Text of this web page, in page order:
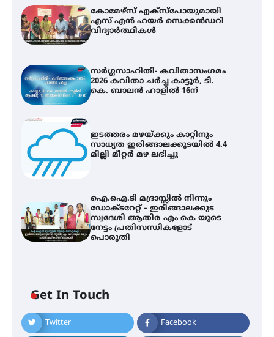
കോമേഴ്സ് എക്സ്പോയുമായി
എസ് എൻ ഹയർ സെക്കൻഡറി
വിദ്യാർത്ഥികൾ
സർഗ്ഗസാഹിതി- കവിതാസംഗമം
2026 കവിതാ ചർച്ച കാട്ടൂർ, ടി.
കെ. ബാലൻ ഹാളിൽ 16ന്
ഇടത്തരം മഴയ്ക്കും കാറ്റിനും
സാധ്യത ഇരിങ്ങാലക്കുടയിൽ 4.4
മില്ലി മീറ്റർ മഴ ലഭിച്ചു
ഐ.ഐ.ടി മദ്രാസ്സിൽ നിന്നും
ഡോക്ടറേറ്റ് – ഇരിങ്ങാലക്കുട
സ്വദേശി ആതിര എം കെ യുടെ
നേട്ടം പ്രതിസന്ധികളോട്
പൊരുതി
Get In Touch
Twitter
Facebook
സർഗ്ഗസാഹിതി- കവിതാസംഗമം